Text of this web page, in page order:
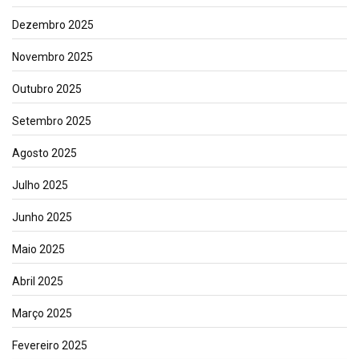
Dezembro 2025
Novembro 2025
Outubro 2025
Setembro 2025
Agosto 2025
Julho 2025
Junho 2025
Maio 2025
Abril 2025
Março 2025
Fevereiro 2025